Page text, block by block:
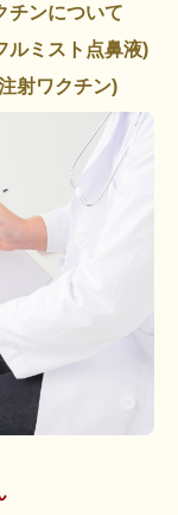
チンについて
ルミスト点鼻液)
射ワクチン)